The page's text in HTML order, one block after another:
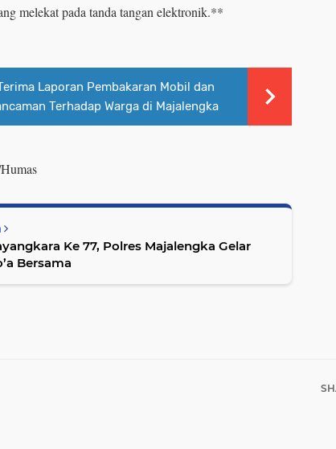
melekat pada tanda tangan elektronik.**
Laporan Pembakaran Mobil dan
Terhadap Warga di Majalengka
Ke 77, Polres Majalengka Gelar
Bersama